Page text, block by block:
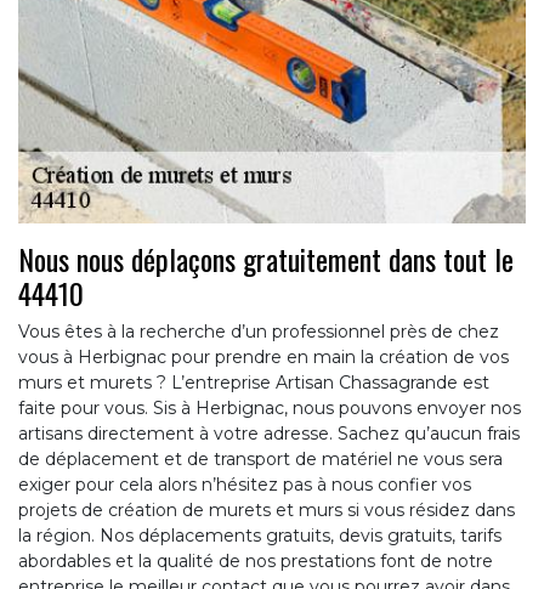
Nous nous déplaçons gratuitement dans tout le
44410
Vous êtes à la recherche d’un professionnel près de chez
vous à Herbignac pour prendre en main la création de vos
murs et murets ? L’entreprise Artisan Chassagrande est
faite pour vous. Sis à Herbignac, nous pouvons envoyer nos
artisans directement à votre adresse. Sachez qu’aucun frais
de déplacement et de transport de matériel ne vous sera
exiger pour cela alors n’hésitez pas à nous confier vos
projets de création de murets et murs si vous résidez dans
la région. Nos déplacements gratuits, devis gratuits, tarifs
abordables et la qualité de nos prestations font de notre